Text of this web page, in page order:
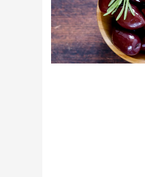
Condimente turcesti
Ghimbir murat la borcan